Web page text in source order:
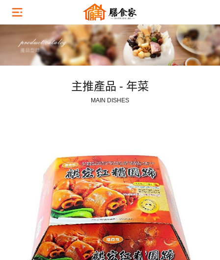
主推產品 - 年菜
MAIN DISHES